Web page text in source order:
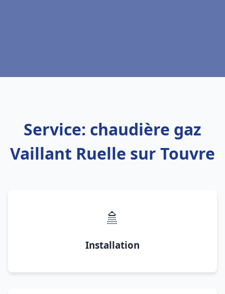
Service: chaudière gaz
Vaillant Ruelle sur Touvre
🚿
Installation